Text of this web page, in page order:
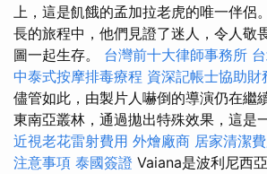
上，這是飢餓的孟加拉老虎的唯一伴侶
長的旅程中，他們見證了迷人，令人敬
圖一起生存。 台灣前十大律師事務所
中泰式按摩排毒療程 資深記帳士協助財
儘管如此，由製片人嚇倒的導演仍在繼
東南亞叢林，通過拋出特殊效果，這是
近視老花雷射費用 外燴廠商 居家清潔
注意事項 泰國簽證 Vaiana是波利尼西